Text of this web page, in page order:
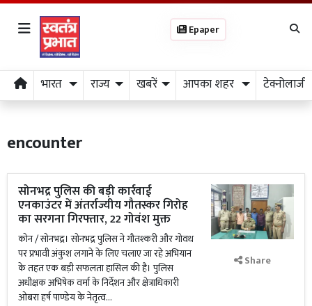
Epaper
भारत राज्य खबरें आपका शहर टेक्नोलाजी
encounter
सोनभद्र पुलिस की बड़ी कार्रवाई
एनकाउंटर में अंतर्राज्यीय गौतस्कर गिरोह
का सरगना गिरफ्तार, 22 गोवंश मुक्त
कोन / सोनभद्र। सोनभद्र पुलिस ने गौतश्करी और गोवध
पर प्रभावी अंकुश लगाने के लिए चलाए जा रहे अभियान
के तहत एक बड़ी सफलता हासिल की है। पुलिस
अधीक्षक अभिषेक वर्मा के निर्देशन और क्षेत्राधिकारी
ओबरा हर्ष पाण्डेय के नेतृत्व...
Share